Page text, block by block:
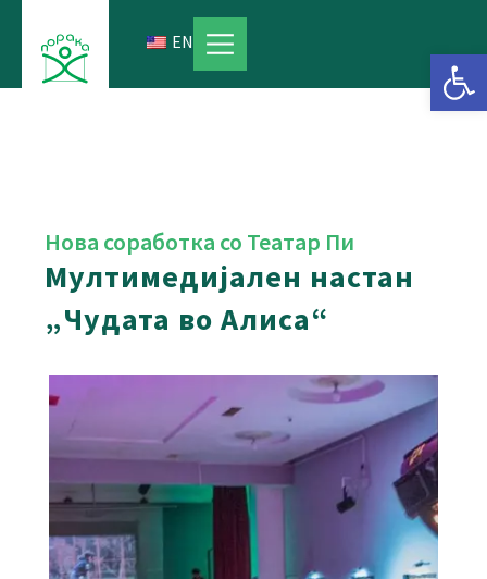
content
EN
Нова соработка со Театар Пи
Мултимедијален настан
„Чудата во Алиса“